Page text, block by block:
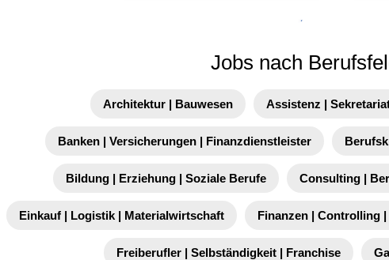
Jobs nach
Architektur | Bauwesen Assistenz |
Banken | Versicherungen | Finanzdienstleister
Bildung | Erziehung | Soziale Berufe Consulting |
Einkauf | Logistik | Materialwirtschaft Finanzen | Controlling
Freiberufler | Selbständigkeit | Franchise